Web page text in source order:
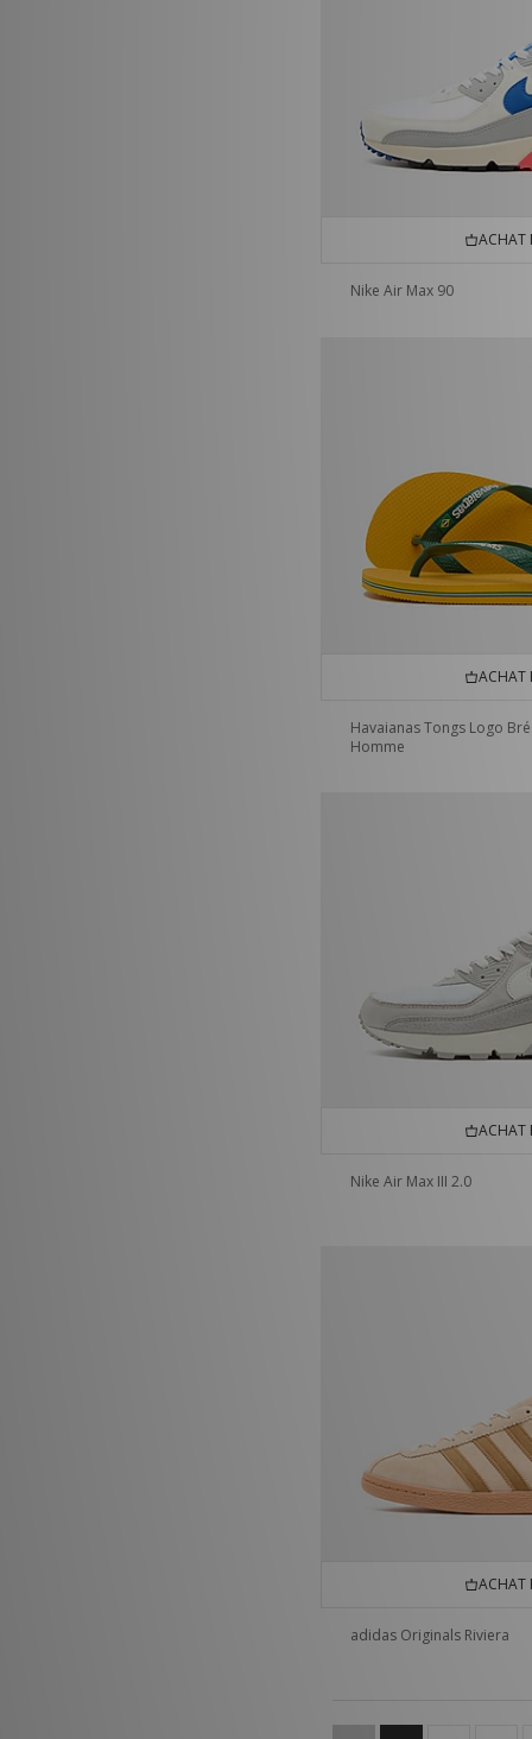
ACHAT
Nike Air Max 90
ACHAT
Havaianas Tongs Logo
Homme
ACHAT
Nike Air Max III 2.0
ACHAT
adidas Originals Riviera